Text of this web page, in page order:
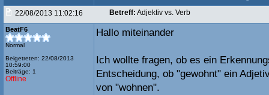
22/08/2013 11:02:16
Betreff: Adjektiv vs. Verb
BeatF6
Normal
Beigetreten: 22/08/2013
10:59:00
Beiträge: 1
Offline
Hallo miteinander
Ich wollte fragen, ob es ein
Entscheidung, ob "gewohnt" ein
von "wohnen".